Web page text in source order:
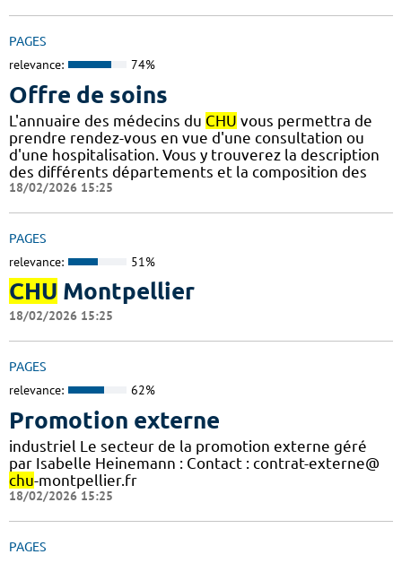
PAGES
relevance: 74%
Offre de soins
L'annuaire des médecins du CHU vous permettra de
prendre rendez-vous en vue d'une consultation ou
d'une hospitalisation. Vous y trouverez la description
des différents départements et la composition des
18/02/2026 15:25
PAGES
relevance: 51%
CHU Montpellier
18/02/2026 15:25
PAGES
relevance: 62%
Promotion externe
industriel Le secteur de la promotion externe géré
par Isabelle Heinemann : Contact : contrat-externe@
chu-montpellier.fr
18/02/2026 15:25
PAGES